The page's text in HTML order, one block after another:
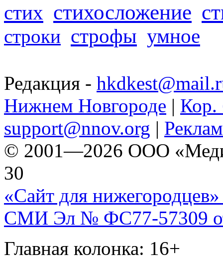
стих стихосложение
строки строфы умное
Редакция -
Нижнем Новгороде | Кор.
support@nnov.org |
© 2001—2026 ООО
30
«Сайт для нижегородцев»
СМИ Эл № ФС77-57309
Главная колонка: 16+